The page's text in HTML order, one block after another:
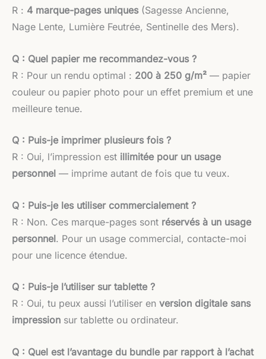
R : 4 marque-pages uniques(Sagesse Ancienne,
Nage Lente, Lumière Feutrée, Sentinelle des Mers).
Q : Quel papier me recommandez-vous ?
R : Pour un rendu optimal : 200 à 250 g/m² — papier
couleur ou papier photo pour un effet premium et une
meilleure tenue.
Q : Puis-je imprimer plusieurs fois ?
R : Oui, l’impression est illimitée pour un usage
personnel — imprime autant de fois que tu veux.
Q : Puis-je les utiliser commercialement ?
R : Non. Ces marque-pages sont réservés à un usage
personnel. Pour un usage commercial, contacte-moi
pour une licence étendue.
Q : Puis-je l’utiliser sur tablette ?
R : Oui, tu peux aussi l’utiliser en version digitale sans
impression sur tablette ou ordinateur.
Q : Quel est l’avantage du bundle par rapport à l’achat